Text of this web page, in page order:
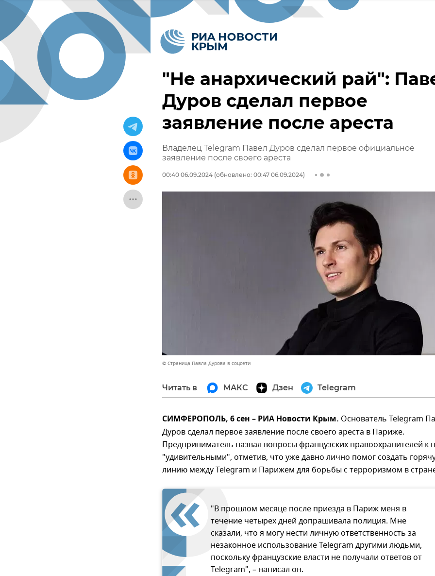
"Не анархический рай":
Дуров сделал первое
заявление после ареста
Владелец Telegram Павел Дуров сделал первое официальное
заявление после своего ареста
00:40 06.09.2024 (обновлено: 00:47 06.09.2024)
© Страница Павла Дурова в соцсети
Читать в МАКС Дзен Telegram
СИМФЕРОПОЛЬ, 6 сен – РИА Новости Крым. Основатель Telegram
Дуров сделал первое заявление после своего ареста в Париже.
Предприниматель назвал вопросы французских правоохранителей к
"удивительными", отметив, что уже давно лично помог создать
линию между Telegram и Парижем для борьбы с терроризмом в
"В прошлом месяце после приезда в Париж меня в
течение четырех дней допрашивала полиция. Мне
сказали, что я могу нести личную ответственность за
незаконное использование Telegram другими людьми,
поскольку французские власти не получали ответов от
Telegram", – написал он.